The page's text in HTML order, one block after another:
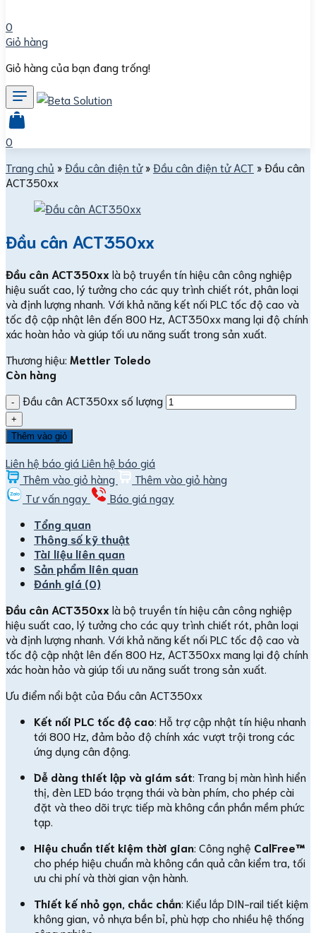
0
Giỏ hàng
Giỏ hàng của bạn đang trống!
0
Trang chủ »Đầu cân điện tử»Đầu cân điện tử ACT »Đầu cân
ACT350xx
Đầu cân ACT350xx
Đầu cân ACT350xx là bộ truyền tín hiệu cân công nghiệp
hiệu suất cao, lý tưởng cho các quy trình chiết rót, phân loại
và định lượng nhanh. Với khả năng kết nối PLC tốc độ cao và
tốc độ cập nhật lên đến 800 Hz, ACT350xx mang lại độ chính
xác hoàn hảo và giúp tối ưu năng suất trong sản xuất.
Thương hiệu: Mettler Toledo
Còn hàng
Đầu cân ACT350xx số lượng
Thêm vào giỏ
Liên hệ báo giá Liên hệ báo giá
Thêm vào giỏ hàng
Thêm vào giỏ hàng
Tư vấn ngay
Báo giá ngay
Tổng quan
Thông số kỹ thuật
Tài liệu liên quan
Sản phẩm liên quan
Đánh giá (0)
Đầu cân ACT350xx là bộ truyền tín hiệu cân công nghiệp
hiệu suất cao, lý tưởng cho các quy trình chiết rót, phân loại
và định lượng nhanh. Với khả năng kết nối PLC tốc độ cao và
tốc độ cập nhật lên đến 800 Hz, ACT350xx mang lại độ chính
xác hoàn hảo và giúp tối ưu năng suất trong sản xuất.
Ưu điểm nổi bật của Đầu cân ACT350xx
Kết nối PLC tốc độ cao: Hỗ trợ cập nhật tín hiệu nhanh
tới 800 Hz, đảm bảo độ chính xác vượt trội trong các
ứng dụng cân động.
Dễ dàng thiết lập và giám sát: Trang bị màn hình hiển
thị, đèn LED báo trạng thái và bàn phím, cho phép cài
đặt và theo dõi trực tiếp mà không cần phần mềm phức
tạp.
Hiệu chuẩn tiết kiệm thời gian: Công nghệ CalFree™
cho phép hiệu chuẩn mà không cần quả cân kiểm tra, tối
ưu chi phí và thời gian vận hành.
Thiết kế nhỏ gọn, chắc chắn: Kiểu lắp DIN-rail tiết kiệm
không gian, vỏ nhựa bền bỉ, phù hợp cho nhiều hệ thống